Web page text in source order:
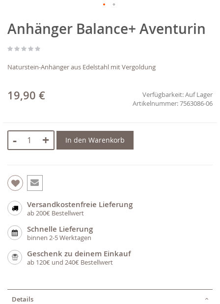
Anfang
der
springen
Anhänger Balance+ Aventurin
Naturstein-Anhänger aus Edelstahl mit Vergoldung
19,90 € Verfügbarkeit:Auf Lager
7563086-06
- + In den Warenkorb
Versandkostenfreie Lieferung
ab 200€ Bestellwert
Schnelle Lieferung
binnen 2-5 Werktagen
Geschenk zu deinem Einkauf
ab 120€ und 240€ Bestellwert
Details